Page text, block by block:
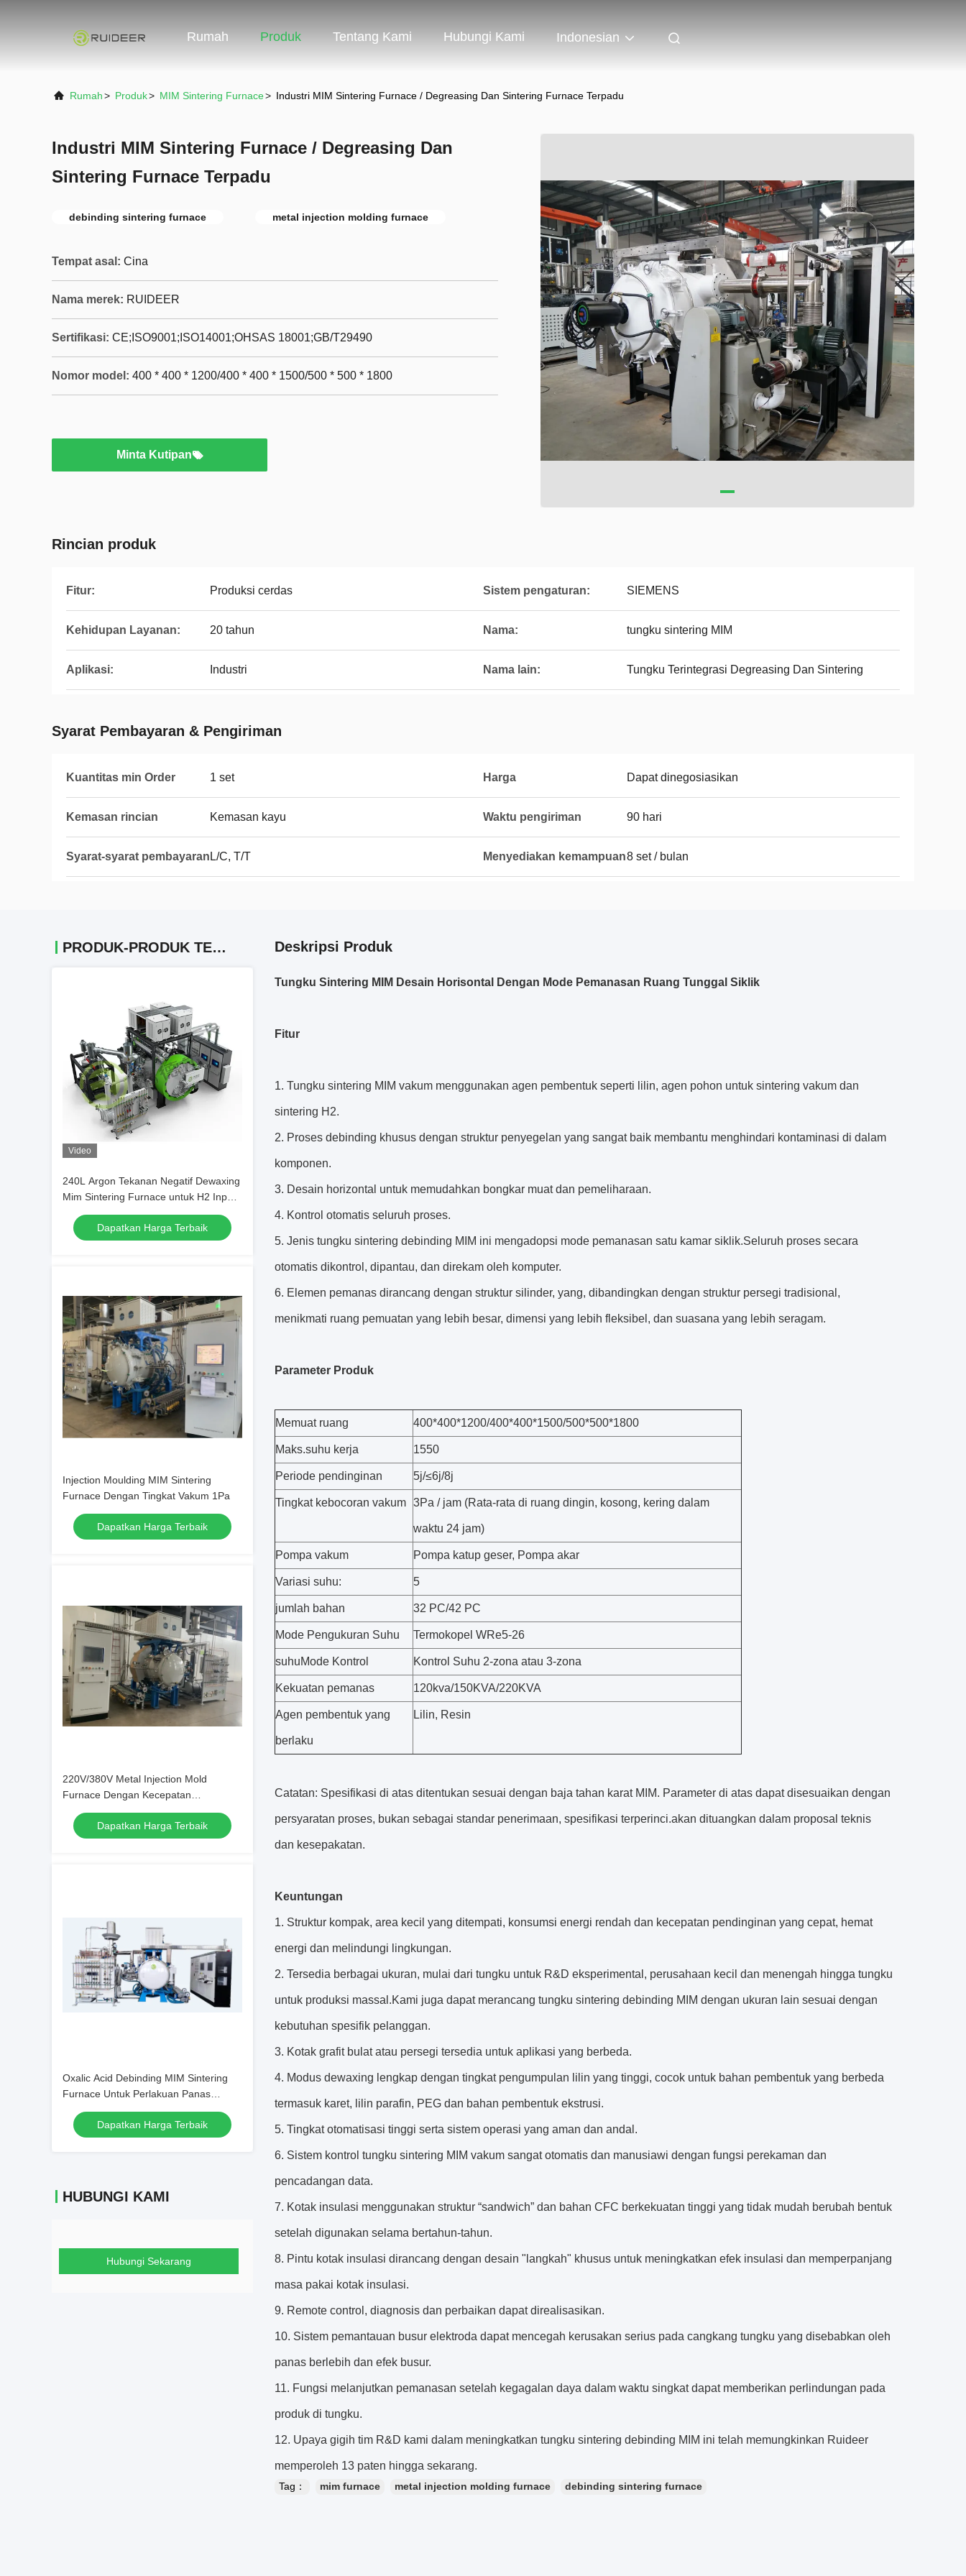
Rumah Produk Tentang Kami Hubungi Kami Indonesian
Rumah> Produk> MIM Sintering Furnace> Industri MIM Sintering Furnace / Degreasing Dan Sintering Furnace Terpadu
Industri MIM Sintering Furnace / Degreasing Dan
Sintering Furnace Terpadu
debinding sintering furnace metal injection molding furnace
Tempat asal: Cina
Nama merek: RUIDEER
Sertifikasi: CE;ISO9001;ISO14001;OHSAS 18001;GB/T29490
Nomor model: 400 * 400 * 1200/400 * 400 * 1500/500 * 500 * 1800
Minta Kutipan
Rincian produk
Fitur: Produksi cerdas Sistem pengaturan: SIEMENS
Kehidupan Layanan: 20 tahun Nama: tungku sintering MIM
Aplikasi: Industri Nama lain: Tungku Terintegrasi Degreasing Dan Sintering
Syarat Pembayaran & Pengiriman
Kuantitas min Order 1 set Harga Dapat dinegosiasikan
Kemasan rincian Kemasan kayu Waktu pengiriman 90 hari
Syarat-syarat pembayaran L/C, T/T Menyediakan kemampuan8 set / bulan
PRODUK-PRODUK TERKAIT
Video
240L Argon Tekanan Negatif Dewaxing
Mim Sintering Furnace untuk H2 Input
Dapatkan Harga Terbaik
Injection Moulding MIM Sintering
Furnace Dengan Tingkat Vakum 1Pa
Dapatkan Harga Terbaik
220V/380V Metal Injection Mold
Furnace Dengan Kecepatan
Pemanasan 0-8°C/Min
Dapatkan Harga Terbaik
Oxalic Acid Debinding MIM Sintering
Furnace Untuk Perlakuan Panas
Bahan SUS
Dapatkan Harga Terbaik
HUBUNGI KAMI
Hubungi Sekarang
Deskripsi Produk
Tungku Sintering MIM Desain Horisontal Dengan Mode Pemanasan Ruang Tunggal Siklik
Fitur
1. Tungku sintering MIM vakum menggunakan agen pembentuk seperti lilin, agen pohon untuk sintering vakum dan
sintering H2.
2. Proses debinding khusus dengan struktur penyegelan yang sangat baik membantu menghindari kontaminasi di dalam
komponen.
3. Desain horizontal untuk memudahkan bongkar muat dan pemeliharaan.
4. Kontrol otomatis seluruh proses.
5. Jenis tungku sintering debinding MIM ini mengadopsi mode pemanasan satu kamar siklik.Seluruh proses secara
otomatis dikontrol, dipantau, dan direkam oleh komputer.
6. Elemen pemanas dirancang dengan struktur silinder, yang, dibandingkan dengan struktur persegi tradisional,
menikmati ruang pemuatan yang lebih besar, dimensi yang lebih fleksibel, dan suasana yang lebih seragam.
Parameter Produk
Memuat ruang 400*400*1200/400*400*1500/500*500*1800
Maks.suhu kerja 1550
Periode pendinginan 5j/≤6j/8j
Tingkat kebocoran vakum 3Pa / jam (Rata-rata di ruang dingin, kosong, kering dalam
waktu 24 jam)
Pompa vakum Pompa katup geser, Pompa akar
Variasi suhu: 5
jumlah bahan 32 PC/42 PC
Mode Pengukuran Suhu Termokopel WRe5-26
suhuMode Kontrol Kontrol Suhu 2-zona atau 3-zona
Kekuatan pemanas 120kva/150KVA/220KVA
Agen pembentuk yang
berlaku
Lilin, Resin
Catatan: Spesifikasi di atas ditentukan sesuai dengan baja tahan karat MIM. Parameter di atas dapat disesuaikan dengan
persyaratan proses, bukan sebagai standar penerimaan, spesifikasi terperinci.akan dituangkan dalam proposal teknis
dan kesepakatan.
Keuntungan
1. Struktur kompak, area kecil yang ditempati, konsumsi energi rendah dan kecepatan pendinginan yang cepat, hemat
energi dan melindungi lingkungan.
2. Tersedia berbagai ukuran, mulai dari tungku untuk R&D eksperimental, perusahaan kecil dan menengah hingga tungku
untuk produksi massal.Kami juga dapat merancang tungku sintering debinding MIM dengan ukuran lain sesuai dengan
kebutuhan spesifik pelanggan.
3. Kotak grafit bulat atau persegi tersedia untuk aplikasi yang berbeda.
4. Modus dewaxing lengkap dengan tingkat pengumpulan lilin yang tinggi, cocok untuk bahan pembentuk yang berbeda
termasuk karet, lilin parafin, PEG dan bahan pembentuk ekstrusi.
5. Tingkat otomatisasi tinggi serta sistem operasi yang aman dan andal.
6. Sistem kontrol tungku sintering MIM vakum sangat otomatis dan manusiawi dengan fungsi perekaman dan
pencadangan data.
7. Kotak insulasi menggunakan struktur “sandwich” dan bahan CFC berkekuatan tinggi yang tidak mudah berubah bentuk
setelah digunakan selama bertahun-tahun.
8. Pintu kotak insulasi dirancang dengan desain "langkah" khusus untuk meningkatkan efek insulasi dan memperpanjang
masa pakai kotak insulasi.
9. Remote control, diagnosis dan perbaikan dapat direalisasikan.
10. Sistem pemantauan busur elektroda dapat mencegah kerusakan serius pada cangkang tungku yang disebabkan oleh
panas berlebih dan efek busur.
11. Fungsi melanjutkan pemanasan setelah kegagalan daya dalam waktu singkat dapat memberikan perlindungan pada
produk di tungku.
12. Upaya gigih tim R&D kami dalam meningkatkan tungku sintering debinding MIM ini telah memungkinkan Ruideer
memperoleh 13 paten hingga sekarang.
Tag： mim furnace metal injection molding furnace debinding sintering furnace